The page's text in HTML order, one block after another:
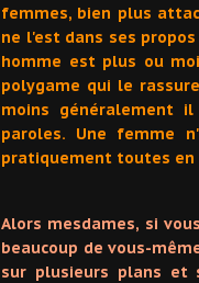
femmes, bien plus
ne l'est dans ses
homme est plus ou
polygame qui le
moins généralement
paroles. Une femme
pratiquement toutes en
Alors mesdames, si
beaucoup de vous-
sur plusieurs plans et